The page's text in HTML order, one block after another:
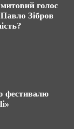
голос
Зібров
фестивалю